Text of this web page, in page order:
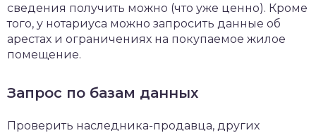
сведения получить можно (что уже ценно). Кроме
того, у нотариуса можно запросить данные об
арестах и ограничениях на покупаемое жилое
помещение.
Запрос по базам данных
Проверить наследника-продавца, других